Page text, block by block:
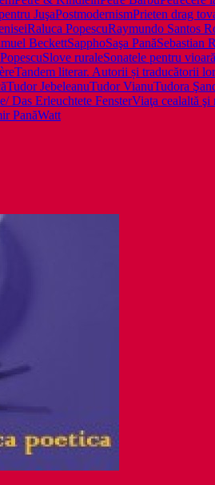
JuşaPostmodernismPrieten drag
Raluca PopescuRaymundo Santos
BeckettSapphoSaşa PanăSebastian
Slove ruraleSonatele pentru
Tandem literar. Autorii și traducătorii lor
Tudor JebeleanuTudor VianuTudora
Das Erleuchtete FensterViaţa cealaltă şi
PanăWatt